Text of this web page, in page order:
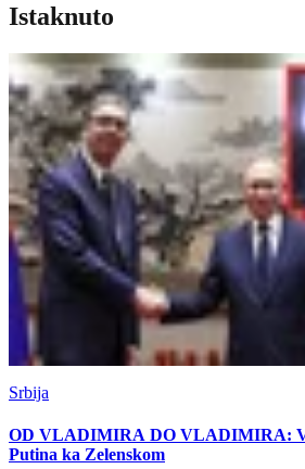
Istaknuto
Srbija
OD VLADIMIRA DO VLADIMIRA:
Putina ka Zelenskom